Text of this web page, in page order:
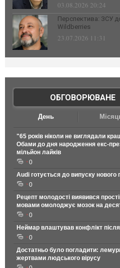
03.08.2026 20:24
Перспектива: ЗСУ
Wildberries
23.07.2026 11:31
ОБГОВОРЮВАНЕ|
День
"65 років ніколи не виглядали
Обами до дня народження екс-
мільйон лайків
0
Audi готується до випуску
0
Рецепт молодості виявився
мовами омолоджує мозок на
0
Неймар влаштував конфлікт
0
Достатньо було погладити:
жертвами людського вірусу